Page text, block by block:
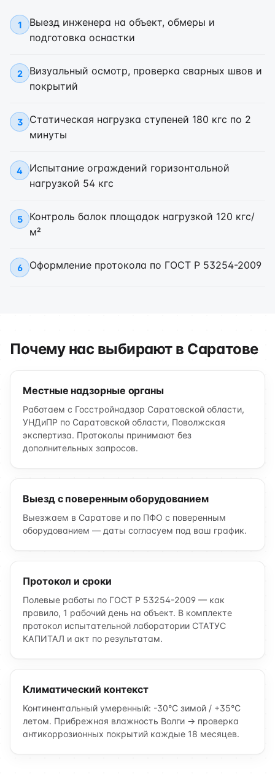
1
Выезд инженера на объект, обмеры и
подготовка оснастки
2
Визуальный осмотр, проверка сварных швов и
покрытий
3
Статическая нагрузка ступеней 180 кгс по 2
минуты
4
Испытание ограждений горизонтальной
нагрузкой 54 кгс
5
Контроль балок площадок нагрузкой 120 кгс/
м²
6 Оформление протокола по ГОСТ Р 53254-2009
Почему нас выбирают в Саратове
Местные надзорные органы
Работаем с Госстройнадзор Саратовской области,
УНДиПР по Саратовской области, Поволжская
экспертиза. Протоколы принимают без
дополнительных запросов.
Выезд с поверенным оборудованием
Выезжаем в Саратове и по ПФО с поверенным
оборудованием — даты согласуем под ваш график.
Протокол и сроки
Полевые работы по ГОСТ Р 53254-2009 — как
правило, 1 рабочий день на объект. В комплекте
протокол испытательной лаборатории СТАТУС
КАПИТАЛ и акт по результатам.
Климатический контекст
Континентальный умеренный: -30°C зимой / +35°C
летом. Прибрежная влажность Волги → проверка
антикоррозионных покрытий каждые 18 месяцев.